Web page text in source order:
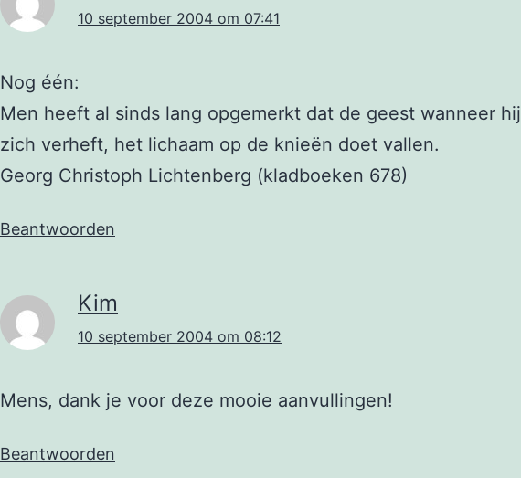
10 september 2004 om 07:41
Nog één:
Men heeft al sinds lang opgemerkt dat de geest wanneer hij
zich verheft, het lichaam op de knieën doet vallen.
Georg Christoph Lichtenberg (kladboeken 678)
Beantwoorden
Kim
10 september 2004 om 08:12
Mens, dank je voor deze mooie aanvullingen!
Beantwoorden